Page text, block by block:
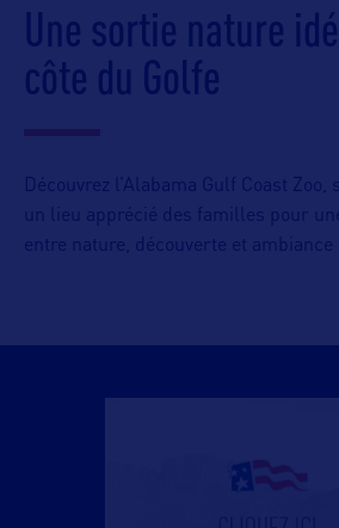
Une sortie nature
côte du Golfe
Découvrez l’Alabama Gulf Coast Zoo,
un lieu apprécié des familles pour
entre nature, découverte et ambiance